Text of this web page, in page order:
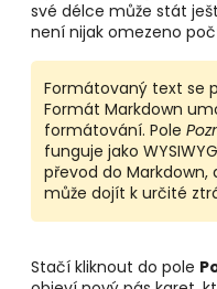
své délce může stát
není nijak omezeno
Formátovaný text se
Formát Markdown
formátování. Pole
funguje jako
převod do Markdown,
může dojít k určité
Stačí kliknout do pole